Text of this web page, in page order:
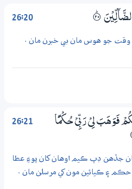
26:20 ۝ۭ20
وقت جو هوس مان بي خبرن مان .
26:21
فَوَهَبَ لِيْ رَبِّيْ حُكْمًا
جڏهن ڊپ ڪيم اوهان کان پوءِ عطا
حڪم ۽ ڪيائين مون کي مرسلن مان .